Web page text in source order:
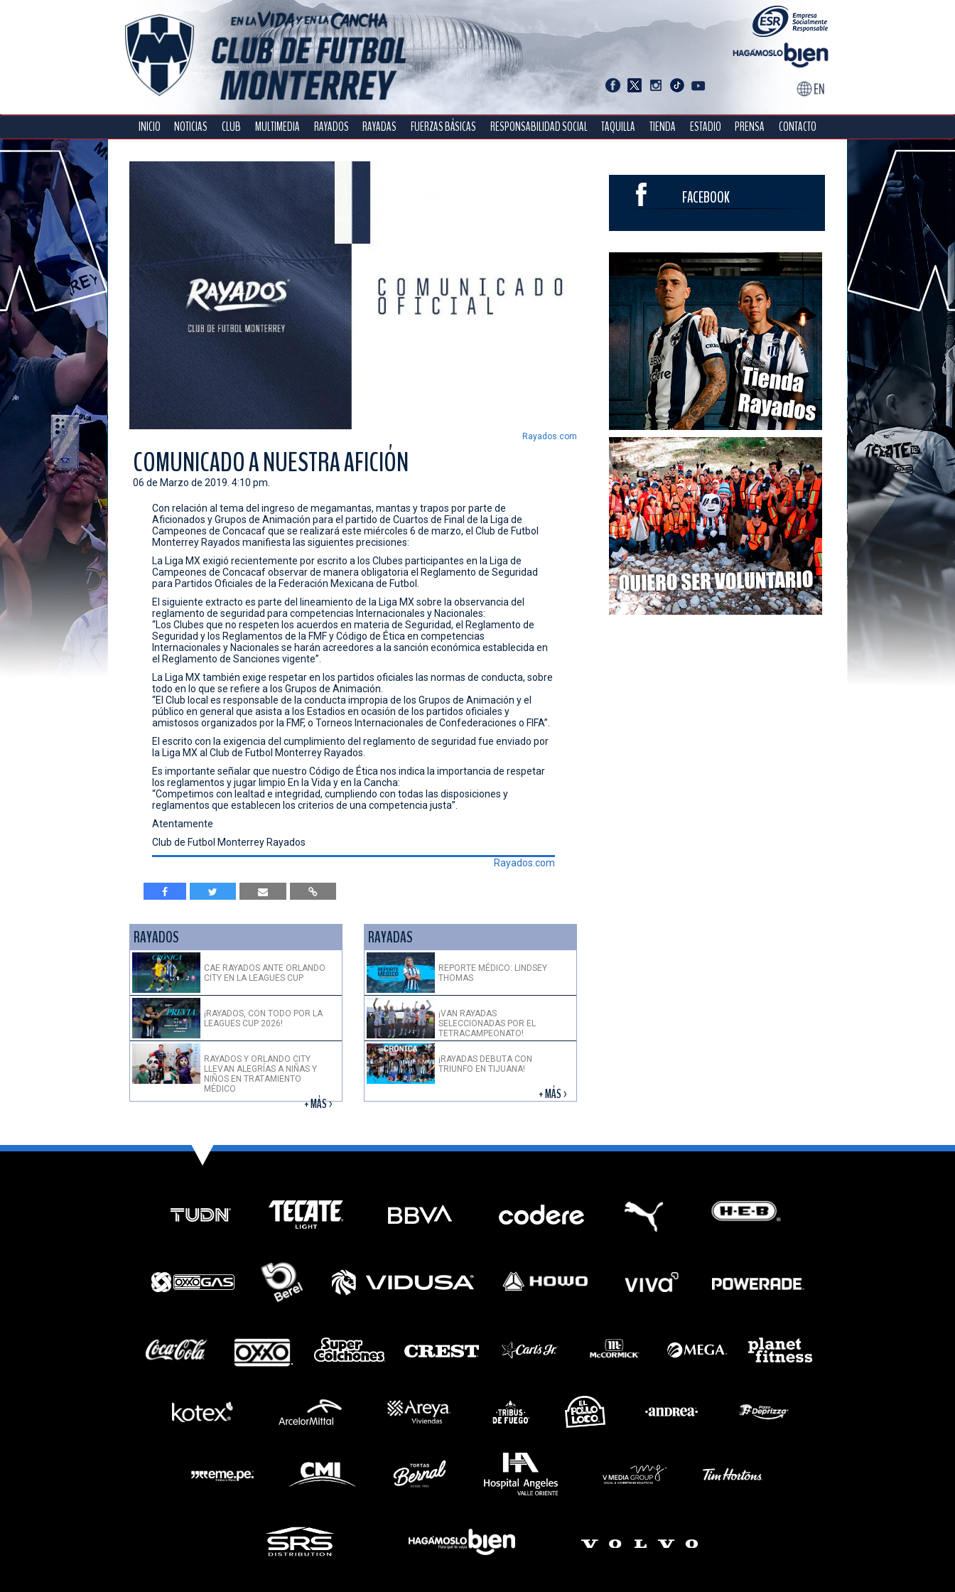
INICIO NOTICIAS CLUB MULTIMEDIA RAYADOS RAYADAS FUERZAS BÁSICAS RESPONSABILIDAD SOCIAL TAQUILLA TIENDA ESTADIO PRENSA CONTACTO
Rayados.com
COMUNICADO A NUESTRA AFICIÓN
06 de Marzo de 2019. 4:10 pm.
Con relación al tema del ingreso de megamantas, mantas y trapos por parte de
Aficionados y Grupos de Animación para el partido de Cuartos de Final de la Liga de
Campeones de Concacaf que se realizará este miércoles 6 de marzo, el Club de Futbol
Monterrey Rayados manifiesta las siguientes precisiones:
La Liga MX exigió recientemente por escrito a los Clubes participantes en la Liga de
Campeones de Concacaf observar de manera obligatoria el Reglamento de Seguridad
para Partidos Oficiales de la Federación Mexicana de Futbol.
El siguiente extracto es parte del lineamiento de la Liga MX sobre la observancia del
reglamento de seguridad para competencias Internacionales y Nacionales:
“Los Clubes que no respeten los acuerdos en materia de Seguridad, el Reglamento de
Seguridad y los Reglamentos de la FMF y Código de Ética en competencias
Internacionales y Nacionales se harán acreedores a la sanción económica establecida en
el Reglamento de Sanciones vigente”.
La Liga MX también exige respetar en los partidos oficiales las normas de conducta, sobre
todo en lo que se refiere a los Grupos de Animación.
“El Club local es responsable de la conducta impropia de los Grupos de Animación y el
público en general que asista a los Estadios en ocasión de los partidos oficiales y
amistosos organizados por la FMF, o Torneos Internacionales de Confederaciones o FIFA”.
El escrito con la exigencia del cumplimiento del reglamento de seguridad fue enviado por
la Liga MX al Club de Futbol Monterrey Rayados.
Es importante señalar que nuestro Código de Ética nos indica la importancia de respetar
los reglamentos y jugar limpio En la Vida y en la Cancha:
“Competimos con lealtad e integridad, cumpliendo con todas las disposiciones y
reglamentos que establecen los criterios de una competencia justa”.
Atentamente
Club de Futbol Monterrey Rayados
Rayados.com
RAYADOS
CAE RAYADOS ANTE ORLANDO
CITY EN LA LEAGUES CUP
¡RAYADOS, CON TODO POR LA
LEAGUES CUP 2026!
RAYADOS Y ORLANDO CITY
LLEVAN ALEGRÍAS A NIÑAS Y
NIÑOS EN TRATAMIENTO
MÉDICO
+ MÁS >
RAYADAS
REPORTE MÉDICO: LINDSEY
THOMAS
¡VAN RAYADAS
SELECCIONADAS POR EL
TETRACAMPEONATO!
¡RAYADAS DEBUTA CON
TRIUNFO EN TIJUANA!
+ MÁS >
FACEBOOK